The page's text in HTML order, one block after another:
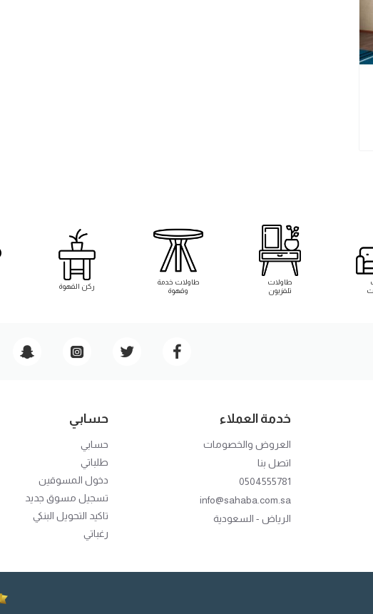
طاولات
تلفزيون
طاوﻻت خدمة
وقهوة
ركن القهوة
خدمة العملاء
العروض والخصومات
اتصل بنا
0504555781
info@sahaba.com.sa
الرياض - السعودية
حسابي
حسابي
طلباتي
دخول المسوقين
تسجيل مسوق جديد
تاكيد التحويل البنكي
رغباتي